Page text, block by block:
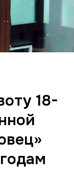
18-